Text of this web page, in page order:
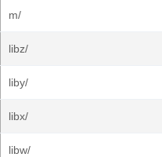
m/
libz/
liby/
libx/
libw/